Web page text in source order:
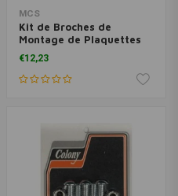
MCS
Kit de Broches de
Montage de Plaquettes
de Frein | 2000-2007
€12,23